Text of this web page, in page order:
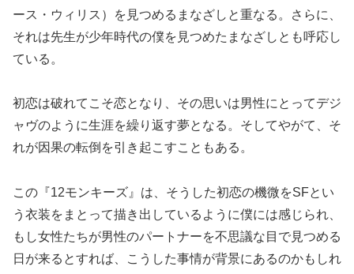
ース・ウィリス）を見つめるまなざしと重なる。さらに、
それは先生が少年時代の僕を見つめたまなざしとも呼応し
ている。
初恋は破れてこそ恋となり、その思いは男性にとってデジ
ャヴのように生涯を繰り返す夢となる。そしてやがて、そ
れが因果の転倒を引き起こすこともある。
この『12モンキーズ』は、そうした初恋の機微をSFとい
う衣装をまとって描き出しているように僕には感じられ、
もし女性たちが男性のパートナーを不思議な目で見つめる
日が来るとすれば、こうした事情が背景にあるのかもしれ